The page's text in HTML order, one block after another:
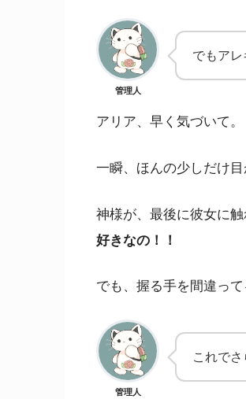
管理人
でもアレ
アリア、早く気づいて。
一瞬、ほんの少しだけ
神様が、最後に彼女に
好きなの！！
でも、握る手を間違っ
管理人
これで